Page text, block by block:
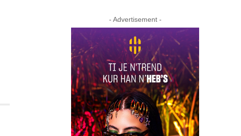
- Advertisement -